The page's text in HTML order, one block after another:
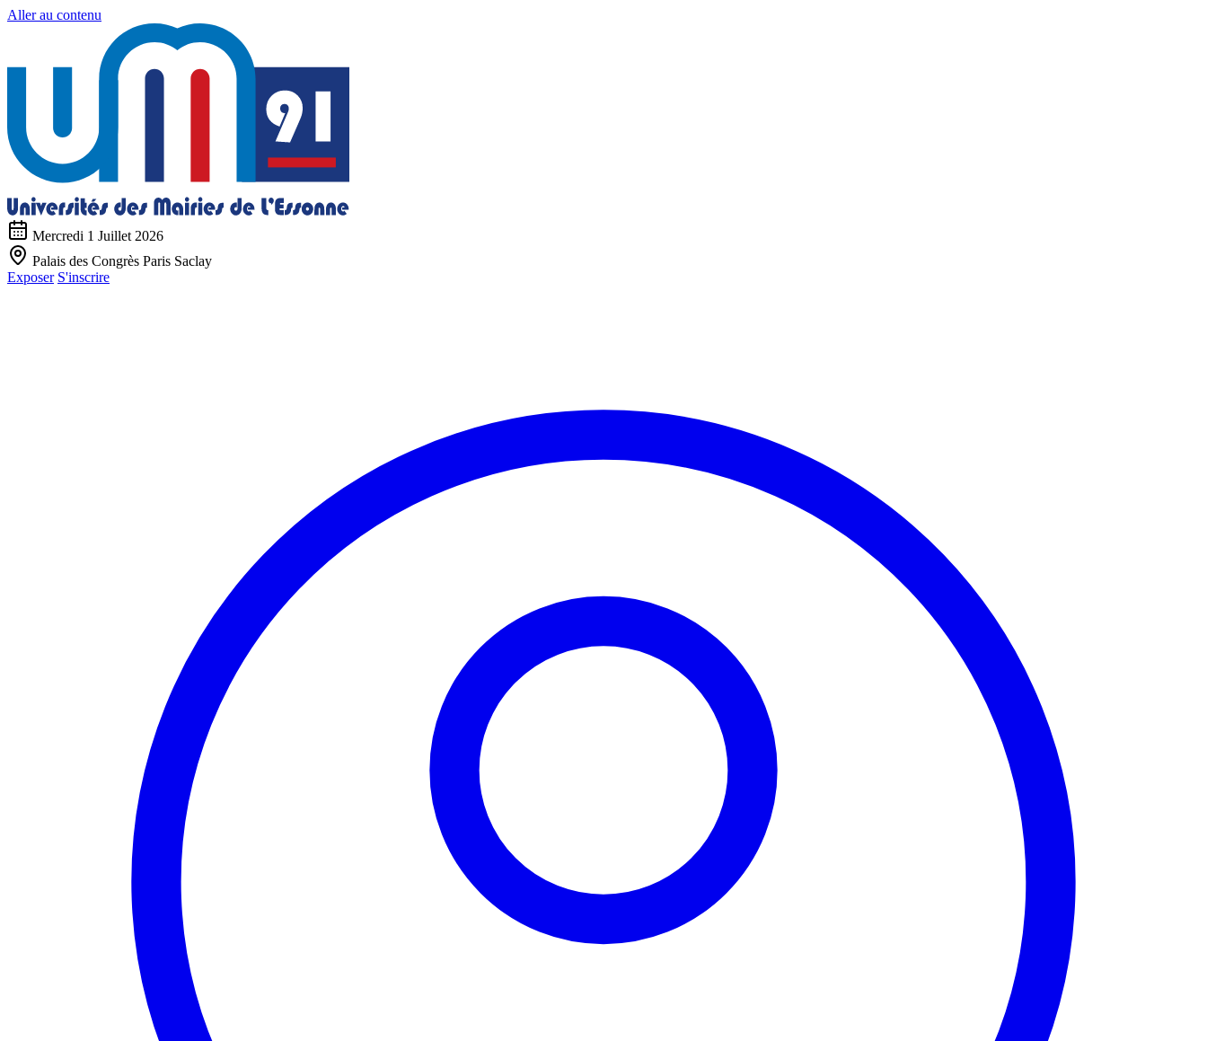
Aller au contenu
Mercredi 1 Juillet 2026
Palais des Congrès Paris Saclay
Exposer S'inscrire